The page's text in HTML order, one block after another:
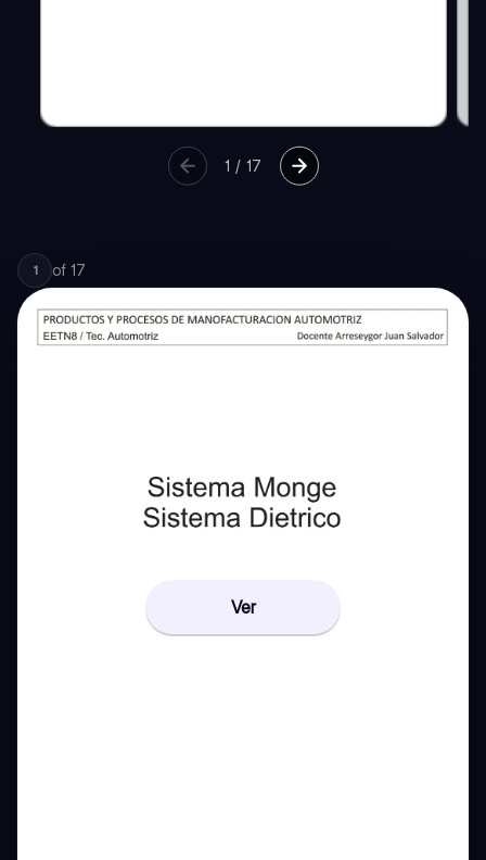
1 / 17
1 of 17
Ver